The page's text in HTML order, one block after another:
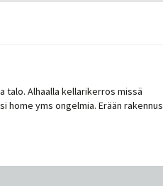
talo. Alhaalla kellarikerros missä
yms ongelmia. Erään rakennus